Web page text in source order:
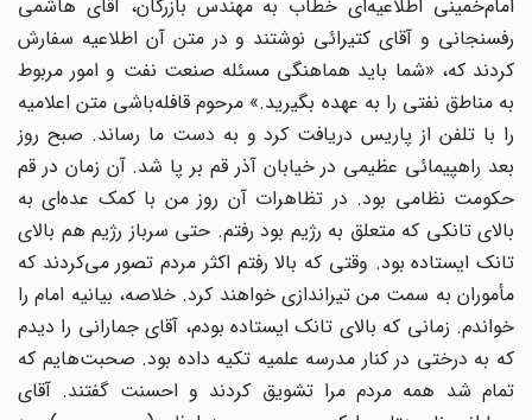
امام‌خمینی اطلاعیه‌ای خطاب به مهندس بازرگان، آقای هاشمی
رفسنجانی و آقای کتیرائی نوشتند و در متن آن اطلاعیه سفارش
کردند که، «شما باید هماهنگی مسئله صنعت نفت و امور مربوط
به مناطق نفتی را به عهده بگیرید.» مرحوم قافله‌باشی متن اعلامیه
را با تلفن از پاریس دریافت کرد و به دست ما رساند. صبح روز
بعد راهپیمائی عظیمی در خیابان آذر قم بر پا شد. آن زمان در قم
حکومت نظامی بود. در تظاهرات آن روز من با کمک عده‌ای به
بالای تانکی که متعلق به رژیم بود رفتم. حتی سرباز رژیم هم بالای
تانک ایستاده بود. وقتی که بالا رفتم اکثر مردم تصور می‌کردند که
مأموران به سمت من تیراندازی خواهند کرد. خلاصه، بیانیه امام را
خواندم. زمانی که بالای تانک ایستاده بودم، آقای جمارانی را دیدم
که به درختی در کنار مدرسه علمیه تکیه داده بود. صحبت‌هایم که
تمام شد همه مردم مرا تشویق کردند و احسنت گفتند. آقای